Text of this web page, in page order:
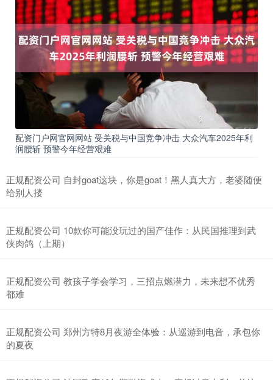
配资门户网官网网站 受关税与中国竞争冲击 大众汽车2025年利
润腰斩 预警今年经营艰难
正规配资公司 自封goat这块，你是goat！黑人真大方，老婆随便
给别人搂
正规配资公司 10款你可能没玩过的国产佳作：从民国推理到武
侠肉鸽（上期）
正规配资公司 教孩子学会学习，三招点燃潜力，未来想不优秀
都难
正规配资公司 郑州方特8月夜游全体验：从巡游到电音，承包你
的夏夜